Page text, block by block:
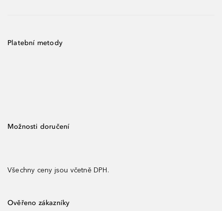
Platební metody
Možnosti doručení
Všechny ceny jsou včetně DPH.
Ověřeno zákazníky